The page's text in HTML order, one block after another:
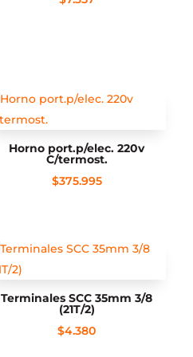
Horno port.p/elec. 220v
C/termost.
$375.995
Terminales SCC 35mm 3/8
(21T/2)
$4.380